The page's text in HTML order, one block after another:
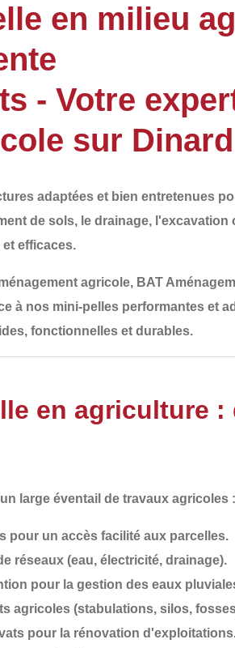
en milieu
- Votre
sur Dinard
adaptées et bien entretenues
de sols, le drainage, l'excavation
efficaces.
agricole, BAT
à nos mini-pelles performantes et
fonctionnelles et durables.
en agriculture
large éventail de travaux agricoles :
pour un accès facilité aux parcelles.
réseaux (eau, électricité, drainage).
pour la gestion des eaux
agricoles (stabulations, silos,
pour la rénovation